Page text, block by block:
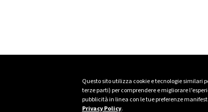
Questo sito utilizza cookie e tecnologie similari
terze parti) per comprendere e migliorare
pubblicità in linea con le tue preferenze
Privacy Policy.